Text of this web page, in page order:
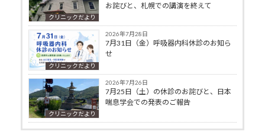
クリニックだより
お詫びと、札幌での講演を終えて
クリニックだより
2026年7月28日
7月31日（金）呼吸器内科休診のお知ら
せ
クリニックだより
2026年7月26日
7月25日（土）の休診のお詫びと、日本
喘息学会での発表のご報告